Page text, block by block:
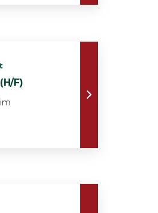
F)